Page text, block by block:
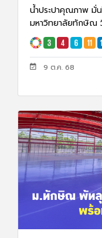
น้ำประปาคุณภาพ มั่
มหาวิทยาลัยทักษิณ
9 ต.ค. 68